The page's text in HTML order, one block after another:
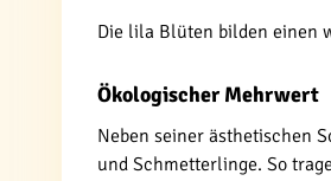
Die lila Blüten bilden einen
Ökologischer Mehrwert
Neben seiner ästhetischen
und Schmetterlinge. So